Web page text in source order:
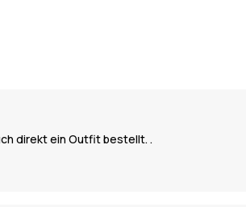
direkt ein Outfit bestellt. .